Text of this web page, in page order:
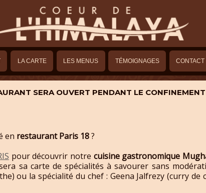
LA CARTE LES MENUS TÉMOIGNAGES CONTACT
SERA OUVERT PENDANT LE CONFINEMENT
en restaurant Paris 18?
pour découvrir notre cuisine gastronomique
sa carte de spécialités à savourer sans
ou la spécialité du chef : Geena Jalfrezy (curry